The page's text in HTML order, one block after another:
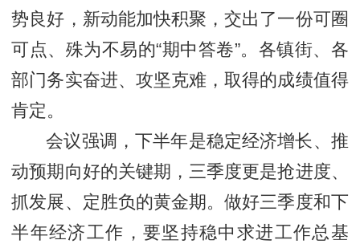
势良好，新动能加快积聚，交出了一份可圈
可点、殊为不易的“期中答卷”。各镇街、各
部门务实奋进、攻坚克难，取得的成绩值得
肯定。
会议强调，下半年是稳定经济增长、推
动预期向好的关键期，三季度更是抢进度、
抓发展、定胜负的黄金期。做好三季度和下
半年经济工作，要坚持稳中求进工作总基